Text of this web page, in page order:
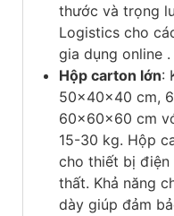
thước và trọng
Logistics cho
gia dụng online .
Hộp carton lớn:
50x40x40 cm,
60x60x60 cm
15-30 kg. Hộp
cho thiết bị điện
thất. Khả năng
dày giúp đảm